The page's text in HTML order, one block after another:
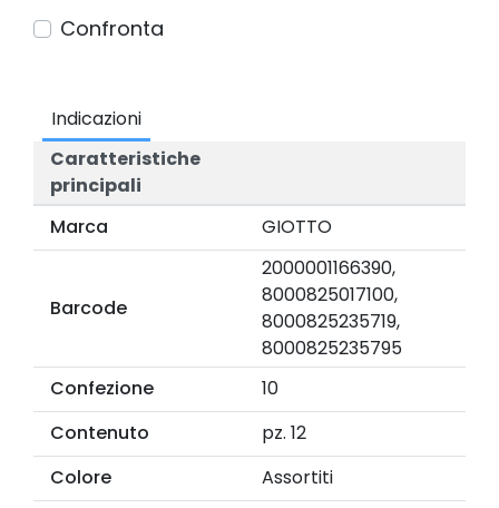
Confronta
Indicazioni
Caratteristiche
principali
Marca
GIOTTO
Barcode
2000001166390,
8000825017100,
8000825235719,
8000825235795
Confezione
10
Contenuto
pz. 12
Colore
Assortiti